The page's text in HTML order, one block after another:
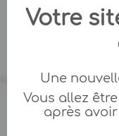
Votre
Une
Vous allez
après